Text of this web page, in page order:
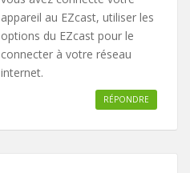
appareil au EZcast, utiliser les
options du EZcast pour le
connecter à votre réseau
internet.
RÉPONDRE